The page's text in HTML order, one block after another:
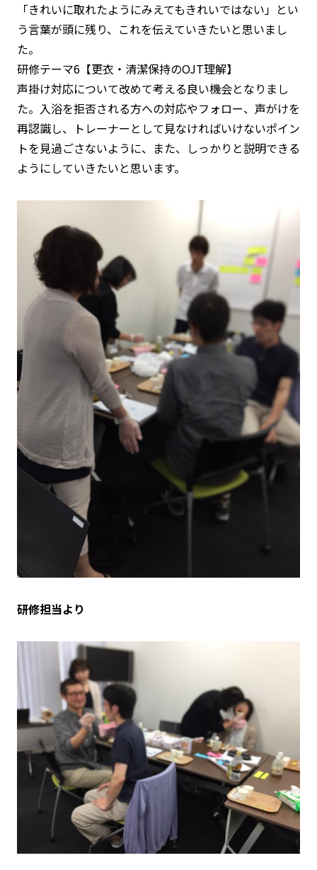
「きれいに取れたようにみえてもきれいではない」とい
う言葉が頭に残り、これを伝えていきたいと思いまし
た。
研修テーマ6【更衣・清潔保持のOJT理解】
声掛け対応について改めて考える良い機会となりまし
た。入浴を拒否される方への対応やフォロー、声がけを
再認識し、トレーナーとして見なければいけないポイン
トを見過ごさないように、また、しっかりと説明できる
ようにしていきたいと思います。
研修担当より